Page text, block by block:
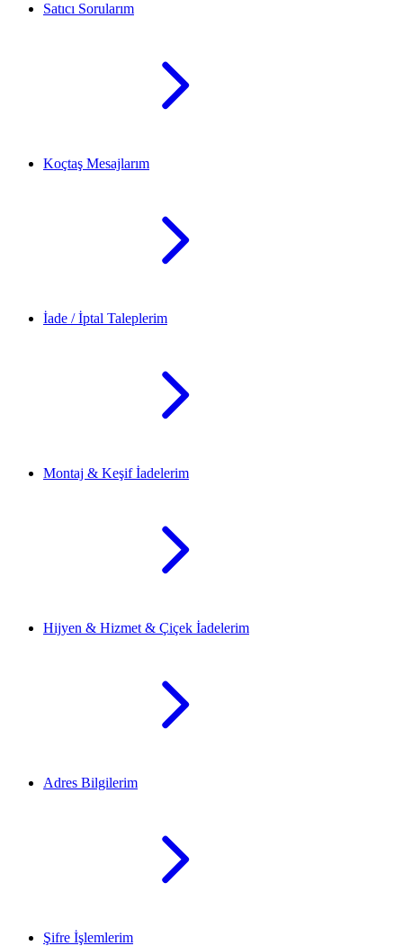
Satıcı Sorularım
Koçtaş Mesajlarım
İade / İptal Taleplerim
Montaj & Keşif İadelerim
Hijyen & Hizmet & Çiçek İadelerim
Adres Bilgilerim
Şifre İşlemlerim